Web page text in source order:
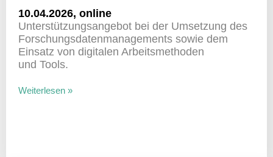
10.04.2026, online
Unter­stüt­zungs­an­gebot bei der Umset­zung des
Forschungs­da­ten­ma­nage­ments sowie dem
Einsatz von digi­talen Arbeits­me­thoden
und Tools.
Weiterlesen »